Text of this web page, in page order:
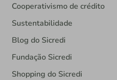
Cooperativismo de crédito
Sustentabilidade
Blog do Sicredi
Fundação Sicredi
Shopping do Sicredi